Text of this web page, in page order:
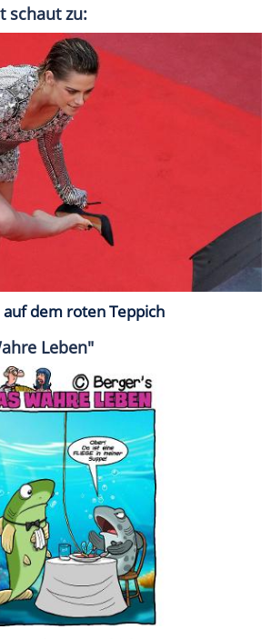
schaut zu:
dem roten Teppich
Leben"